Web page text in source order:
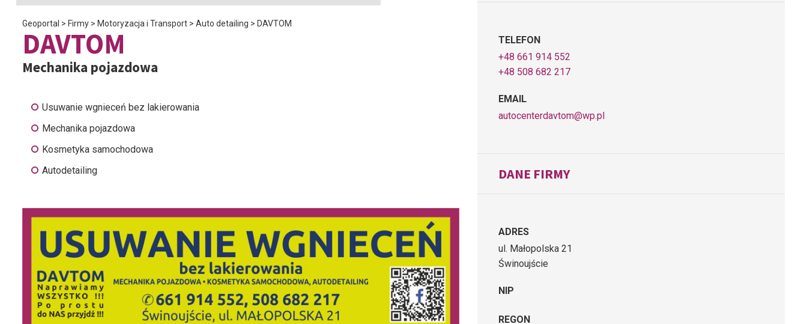
Geoportal > Firmy > Motoryzacja i Transport > Auto detailing > DAVTOM
DAVTOM
Mechanika pojazdowa
Usuwanie wgnieceń bez lakierowania
Mechanika pojazdowa
Kosmetyka samochodowa
Autodetailing
TELEFON
+48 661 914 552
+48 508 682 217
EMAIL
autocenterdavtom@wp.pl
DANE FIRMY
ADRES
ul. Małopolska 21
Świnoujście
NIP
REGON